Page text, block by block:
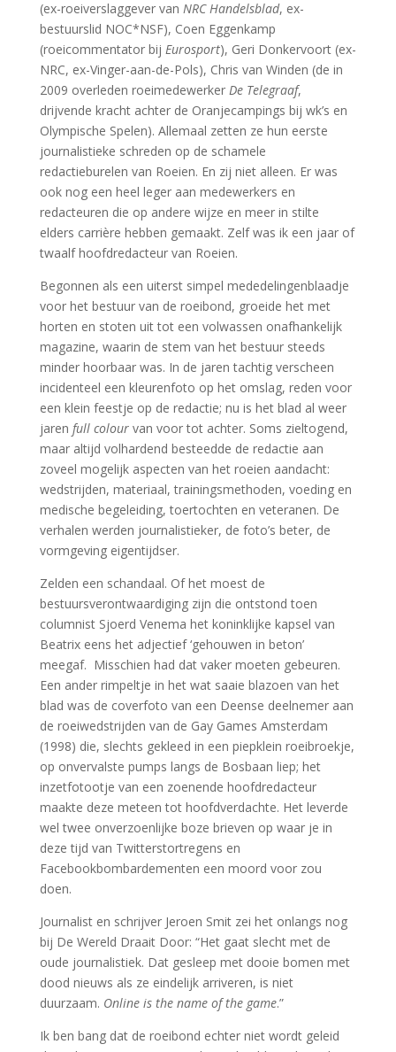
(ex-roeiverslaggever van NRC Handelsblad, ex-
bestuurslid NOC*NSF), Coen Eggenkamp
(roeicommentator bij Eurosport), Geri Donkervoort (ex-
NRC, ex-Vinger-aan-de-Pols), Chris van Winden (de in
2009 overleden roeimedewerker De Telegraaf,
drijvende kracht achter de Oranjecampings bij wk’s en
Olympische Spelen). Allemaal zetten ze hun eerste
journalistieke schreden op de schamele
redactieburelen van Roeien. En zij niet alleen. Er was
ook nog een heel leger aan medewerkers en
redacteuren die op andere wijze en meer in stilte
elders carrière hebben gemaakt. Zelf was ik een jaar of
twaalf hoofdredacteur van Roeien.
Begonnen als een uiterst simpel mededelingenblaadje
voor het bestuur van de roeibond, groeide het met
horten en stoten uit tot een volwassen onafhankelijk
magazine, waarin de stem van het bestuur steeds
minder hoorbaar was. In de jaren tachtig verscheen
incidenteel een kleurenfoto op het omslag, reden voor
een klein feestje op de redactie; nu is het blad al weer
jaren full colourvan voor tot achter. Soms zieltogend,
maar altijd volhardend besteedde de redactie aan
zoveel mogelijk aspecten van het roeien aandacht:
wedstrijden, materiaal, trainingsmethoden, voeding en
medische begeleiding, toertochten en veteranen. De
verhalen werden journalistieker, de foto’s beter, de
vormgeving eigentijdser.
Zelden een schandaal. Of het moest de
bestuursverontwaardiging zijn die ontstond toen
columnist Sjoerd Venema het koninklijke kapsel van
Beatrix eens het adjectief ‘gehouwen in beton’
meegaf. Misschien had dat vaker moeten gebeuren.
Een ander rimpeltje in het wat saaie blazoen van het
blad was de coverfoto van een Deense deelnemer aan
de roeiwedstrijden van de Gay Games Amsterdam
(1998) die, slechts gekleed in een piepklein roeibroekje,
op onvervalste pumps langs de Bosbaan liep; het
inzetfotootje van een zoenende hoofdredacteur
maakte deze meteen tot hoofdverdachte. Het leverde
wel twee onverzoenlijke boze brieven op waar je in
deze tijd van Twitterstortregens en
Facebookbombardementen een moord voor zou
doen.
Journalist en schrijver Jeroen Smit zei het onlangs nog
bij De Wereld Draait Door: “Het gaat slecht met de
oude journalistiek. Dat gesleep met dooie bomen met
dood nieuws als ze eindelijk arriveren, is niet
duurzaam. Online is the name of the game.”
Ik ben bang dat de roeibond echter niet wordt geleid